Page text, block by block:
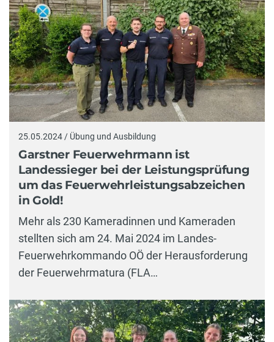
25.05.2024 / Übung und Ausbildung
Garstner Feuerwehrmann ist
Landessieger bei der Leistungsprüfung
um das Feuerwehrleistungsabzeichen
in Gold!
Mehr als 230 Kameradinnen und Kameraden
stellten sich am 24. Mai 2024 im Landes-
Feuerwehrkommando OÖ der Herausforderung
der Feuerwehrmatura (FLA…